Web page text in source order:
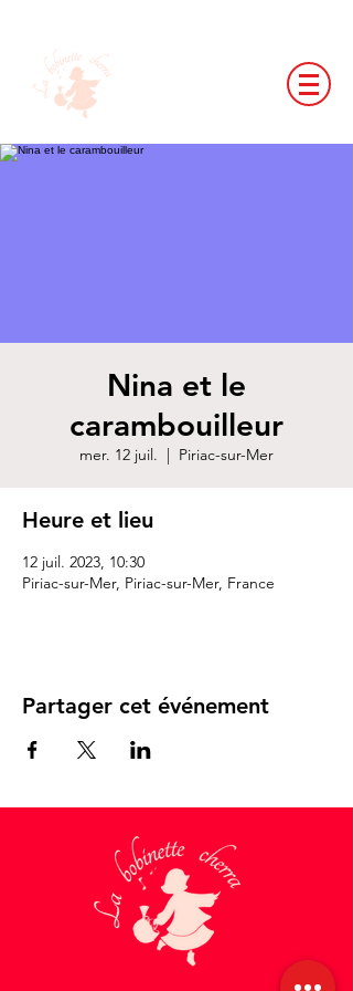
Nina et le
carambouilleur
mer. 12 juil.
  |
Piriac-sur-Mer
Heure et lieu
12 juil. 2023, 10:30
Piriac-sur-Mer, Piriac-sur-Mer, France
Partager cet événement